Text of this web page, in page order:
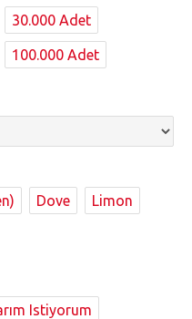
30.000 Adet
100.000 Adet
Dove Limon
Istiyorum